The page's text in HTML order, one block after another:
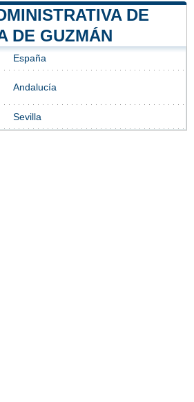
DE
DE GUZMÁN
España
Andalucía
Sevilla